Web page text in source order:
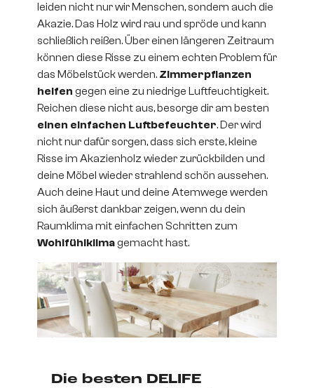
leiden nicht nur wir Menschen, sondern auch die
Akazie. Das Holz wird rau und spröde und kann
schließlich reißen. Über einen längeren Zeitraum
können diese Risse zu einem echten Problem für
das Möbelstück werden. Zimmerpflanzen
helfen gegen eine zu niedrige Luftfeuchtigkeit.
Reichen diese nicht aus, besorge dir am besten
einen einfachen Luftbefeuchter. Der wird
nicht nur dafür sorgen, dass sich erste, kleine
Risse im Akazienholz wieder zurückbilden und
deine Möbel wieder strahlend schön aussehen.
Auch deine Haut und deine Atemwege werden
sich äußerst dankbar zeigen, wenn du dein
Raumklima mit einfachen Schritten zum
Wohlfühlklimagemacht hast.
Die besten DELIFE